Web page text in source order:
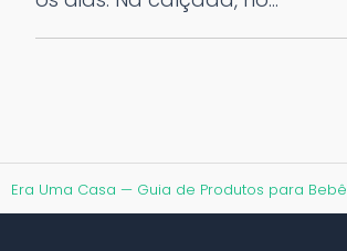
Era Uma Casa — Guia de Produtos para Bebê